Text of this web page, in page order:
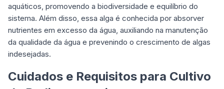
aquáticos, promovendo a biodiversidade e equilíbrio do
sistema. Além disso, essa alga é conhecida por absorver
nutrientes em excesso da água, auxiliando na manutenção
da qualidade da água e prevenindo o crescimento de algas
indesejadas.
Cuidados e Requisitos para Cultivo